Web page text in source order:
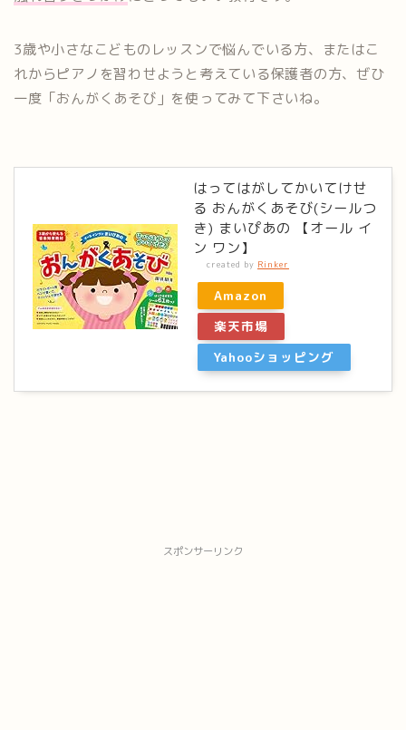
3歳や小さなこどものレッスンで悩んでいる方、またはこ
れからピアノを習わせようと考えている保護者の方、ぜひ
一度「おんがくあそび」を使ってみて下さいね。
はってはがしてかいてけせ
る おんがくあそび(シールつ
き) まいぴあの 【オール イ
ン ワン】
created by Rinker
Amazon
楽天市場
Yahooショッピング
スポンサーリンク